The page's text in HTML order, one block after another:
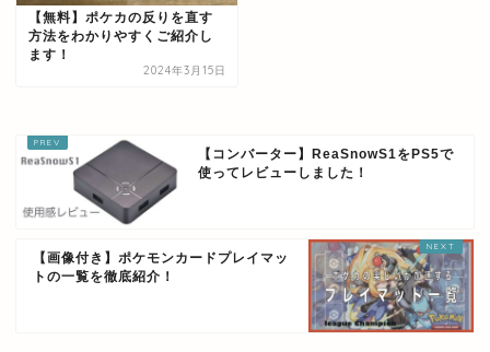
【無料】ポケカの反りを直す
方法をわかりやすくご紹介し
ます！
2024年3月15日
【コンバーター】ReaSnowS1をPS5で
使ってレビューしました！
【画像付き】ポケモンカードプレイマッ
トの一覧を徹底紹介！